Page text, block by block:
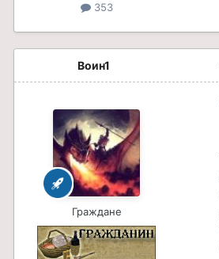
353
Воин1
Граждане